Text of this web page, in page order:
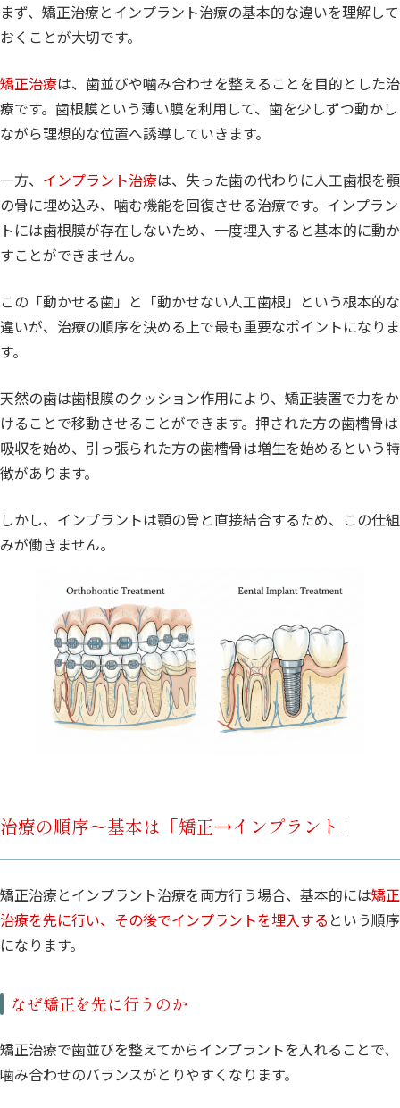
まず、矯正治療とインプラント治療の基本的な違いを理解して
おくことが大切です。
矯正治療は、歯並びや噛み合わせを整えることを目的とした治
療です。歯根膜という薄い膜を利用して、歯を少しずつ動かし
ながら理想的な位置へ誘導していきます。
一方、 インプラント治療は、失った歯の代わりに人工歯根を顎
の骨に埋め込み、噛む機能を回復させる治療です。インプラン
トには歯根膜が存在しないため、一度埋入すると基本的に動か
すことができません。
この「動かせる歯」と「動かせない人工歯根」という根本的な
違いが、治療の順序を決める上で最も重要なポイントになりま
す。
天然の歯は歯根膜のクッション作用により、矯正装置で力をか
けることで移動させることができます。押された方の歯槽骨は
吸収を始め、引っ張られた方の歯槽骨は増生を始めるという特
徴があります。
しかし、インプラントは顎の骨と直接結合するため、この仕組
みが働きません。
治療の順序〜基本は「矯正→インプラント」
矯正治療とインプラント治療を両方行う場合、基本的には矯正
治療を先に行い、その後でインプラントを埋入する という順序
になります。
なぜ矯正を先に行うのか
矯正治療で歯並びを整えてからインプラントを入れることで、
噛み合わせのバランスがとりやすくなります。